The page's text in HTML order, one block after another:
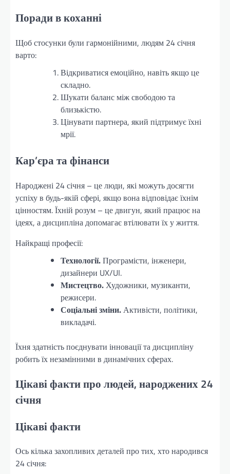
Поради в коханні
Щоб стосунки були гармонійними, людям 24 січня
варто:
Відкриватися емоційно, навіть якщо це
складно.
Шукати баланс між свободою та
близькістю.
Цінувати партнера, який підтримує їхні
мрії.
Кар’єра та фінанси
Народжені 24 січня – це люди, які можуть досягти
успіху в будь-якій сфері, якщо вона відповідає їхнім
цінностям. Їхній розум – це двигун, який працює на
ідеях, а дисципліна допомагає втілювати їх у життя.
Найкращі професії:
Технології.Програмісти, інженери,
дизайнери UX/UI.
Мистецтво.Художники, музиканти,
режисери.
Соціальні зміни.Активісти, політики,
викладачі.
Їхня здатність поєднувати інновації та дисципліну
робить їх незамінними в динамічних сферах.
Цікаві факти про людей, народжених 24
січня
Цікаві факти
Ось кілька захопливих деталей про тих, хто народився
24 січня: